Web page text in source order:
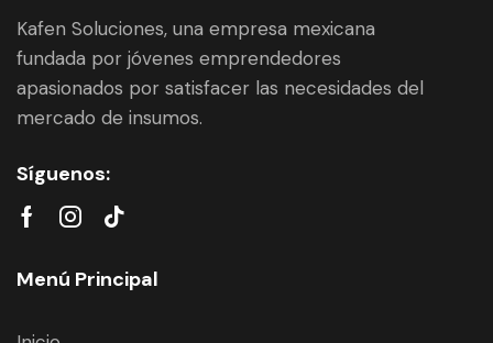
Kafen Soluciones, una empresa mexicana
fundada por jóvenes emprendedores
apasionados por satisfacer las necesidades del
mercado de insumos.
Síguenos:
Menú Principal